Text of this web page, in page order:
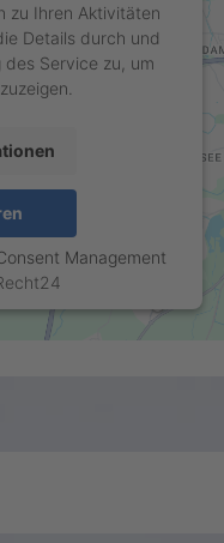
zu Ihren Aktivitäten
Details durch und
Service zu, um
Management